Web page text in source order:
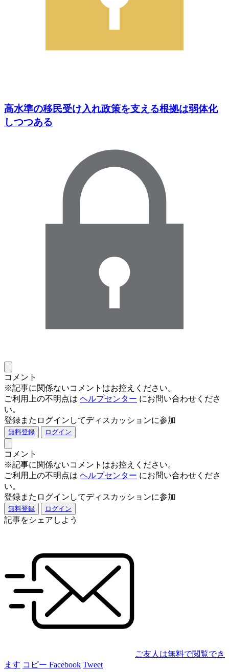
高水準の移民受け入れ政策を支える根拠は弱体化
しつつある
コメント
※記事に関係ないコメントはお控えください。
ご利用上の不明点は ヘルプセンター にお問い合わせくださ
い。
登録またログインしてディスカッションに参加
無料登録 ログイン
コメント
※記事に関係ないコメントはお控えください。
ご利用上の不明点は ヘルプセンター にお問い合わせくださ
い。
登録またログインしてディスカッションに参加
無料登録 ログイン
記事をシェアしよう
ご友人は無料で閲覧でき
ます コピー Facebook Tweet